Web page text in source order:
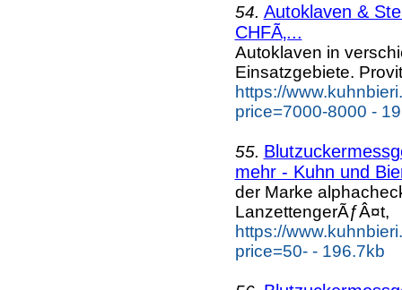
54. Autoklaven &
CHFÃ‚...
Autoklaven in
Einsatzgebiete.
https://
price=7000-8000 -
55.
mehr - Kuhn und
der Marke
LanzettengerÃƒÂ¤t,
https://
price=50- - 196.7kb